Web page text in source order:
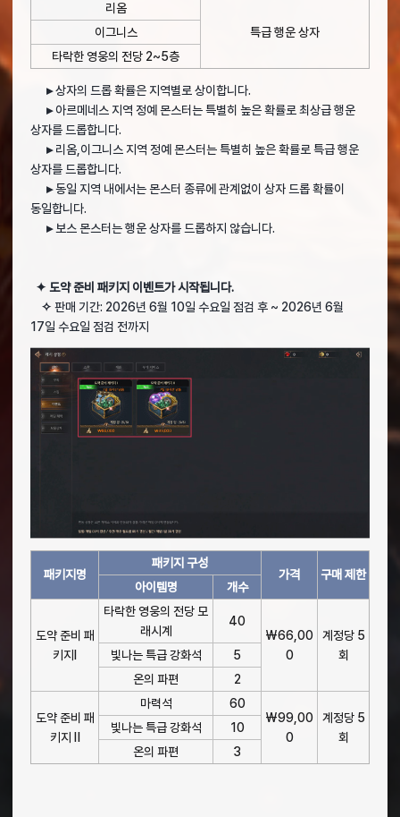
리옴
특급 행운 상자
이그니스
타락한 영웅의 전당 2~5층
▸상자의 드롭 확률은 지역별로 상이합니다.
▸아르메네스 지역 정예 몬스터는 특별히 높은 확률로 최상급 행운
상자를 드롭합니다.
▸리옴,이그니스 지역 정예 몬스터는 특별히 높은 확률로 특급 행운
상자를 드롭합니다.
▸동일 지역 내에서는 몬스터 종류에 관계없이 상자 드롭 확률이
동일합니다.
▸ 보스 몬스터는 행운 상자를 드롭하지 않습니다.
✦ 도약 준비 패키지 이벤트가 시작됩니다.
✧ 판매 기간: 2026년 6월 10일 수요일 점검 후 ~ 2026년 6월
17일 수요일 점검 전까지
패키지명
패키지 구성
가격
구매 제한
아이템명
개수
도약 준비 패
키지Ⅰ
타락한 영웅의 전당 모
래시계
40
₩66,00
0
계정당 5
회
빛나는 특급 강화석
5
온의 파편
2
도약 준비 패
키지 Ⅱ
마력석
60
₩99,00
0
계정당 5
회
빛나는 특급 강화석
10
온의 파편
3